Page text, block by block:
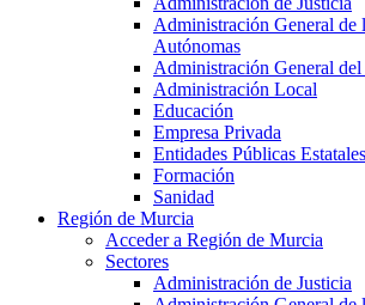
Administración General de
Autónomas
Administración General del
Administración Local
Educación
Empresa Privada
Entidades Públicas Estatales
Formación
Sanidad
Región de Murcia
Acceder a Región de Murcia
Sectores
Administración de Justicia